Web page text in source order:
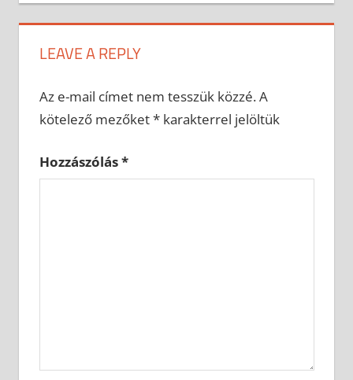
LEAVE A REPLY
Az e-mail címet nem tesszük közzé.A
kötelező mezőket*karakterrel jelöltük
Hozzászólás*